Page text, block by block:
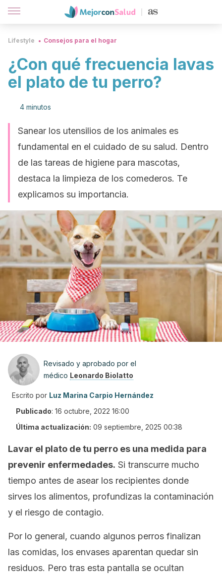
Lifestyle Consejos para el hogar
¿Con qué frecuencia lavas
el plato de tu perro?
4 minutos
Sanear los utensilios de los animales es
fundamental en el cuidado de su salud. Dentro
de las tareas de higiene para mascotas,
destaca la limpieza de los comederos. Te
explicamos su importancia.
Revisado y aprobado por el
médico Leonardo Biolatto
Escrito por Luz Marina Carpio Hernández
Publicado: 16 octubre, 2022 16:00
Última actualización: 09 septiembre, 2025 00:38
Lavar el plato de tu perro es una medida para
prevenir enfermedades. Si transcurre mucho
tiempo antes de asear los recipientes donde
sirves los alimentos, profundizas la contaminación
y el riesgo de contagio.
Por lo general, cuando algunos perros finalizan
las comidas, los envases aparentan quedar sin
residuos. Pero tras esta pantalla se ocultan